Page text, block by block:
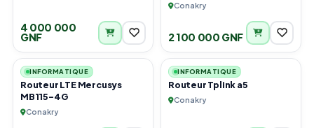
4 000 000
GNF
Conakry
2 100 000 GNF
3
INFORMATIQUE
Routeur LTE Mercusys
MB115-4G
Conakry
3
INFORMATIQUE
Routeur Tplink a5
Conakry